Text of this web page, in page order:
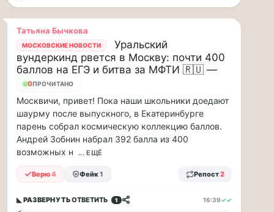
парке
«Сокольники»
откроется
«Капибара…
1
августа
в
московском
парке
«Сокольники»
откроется
«Капибара
кафе».
Это
новое
Татьяна Бычкова
МОСКОВСКИЕ НОВОСТИ
Уральский
вундеркинд рвется в Москву: почти 400
баллов на ЕГЭ и битва за МФТИ 🇷🇺 —
11ПРОЧИТАНО
Москвичи, привет! Пока наши школьники доедают
шаурму после выпускного, в Екатеринбурге
парень собрал космическую коллекцию баллов.
Андрей Зобнин набрал 392 балла из 400
возможных н
... ЕЩЁ
Верю4 Фейк1 Репост2
◣ РАЗВЕРНУТЬОТВЕТИТЬ 1 16:39✓✓